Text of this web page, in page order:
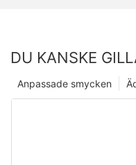
DU KANSKE
Anpassade smycken